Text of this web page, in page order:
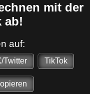
mit der
ab!
auf:
Twitter TikTok